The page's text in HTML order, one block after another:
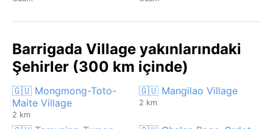
Barrigada Village yakınlarındaki
Şehirler (300 km içinde)
🇬🇺 Mongmong-Toto-
Maite Village
2 km
🇬🇺 Mangilao Village
2 km